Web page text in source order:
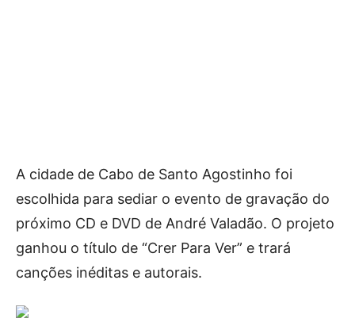
A cidade de Cabo de Santo Agostinho foi
escolhida para sediar o evento de gravação do
próximo CD e DVD de André Valadão. O projeto
ganhou o título de “Crer Para Ver” e trará
canções inéditas e autorais.